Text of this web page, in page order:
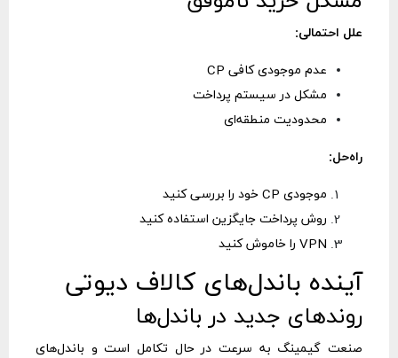
علل احتمالی:
عدم موجودی کافی CP
مشکل در سیستم پرداخت
محدودیت منطقه‌ای
راه‌حل:
موجودی CP خود را بررسی کنید
روش پرداخت جایگزین استفاده کنید
VPN را خاموش کنید
آینده باندل‌های کالاف دیوتی
روندهای جدید در باندل‌ها
صنعت گیمینگ به سرعت در حال تکامل است و باندل‌های